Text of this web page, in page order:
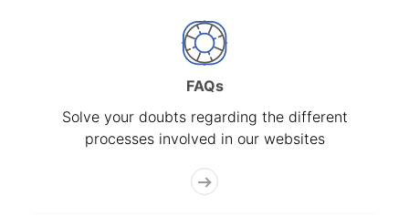
FAQs
Solve your doubts regarding the different
processes involved in our websites